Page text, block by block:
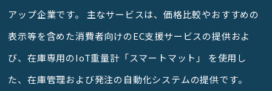
アップ企業です。 主なサービスは、価格比較やおすすめの
表示等を含めた消費者向けのEC支援サービスの提供およ
び、在庫専用のIoT重量計「スマートマット」 を使用し
た、在庫管理および発注の自動化システムの提供です。